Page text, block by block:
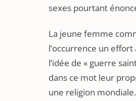
sexes pourtant
La jeune femme
l’occurrence un
l’idée de « guerre
dans ce mot leur
une religion